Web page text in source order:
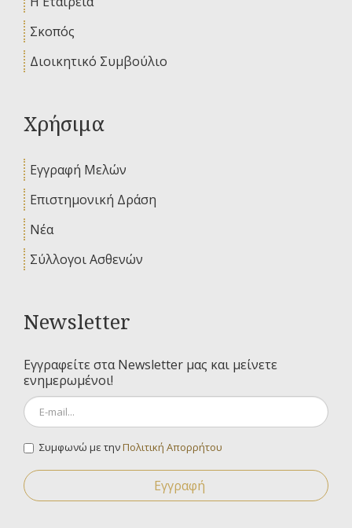
Σκοπός
Διοικητικό Συμβούλιο
Χρήσιμα
Εγγραφή Μελών
Επιστημονική Δράση
Νέα
Σύλλογοι Ασθενών
Newsletter
Εγγραφείτε στα Newsletter μας και μείνετε
ενημερωμένοι!
Συμφωνώ με τηνΠολιτική Απορρήτου
Εγγραφή